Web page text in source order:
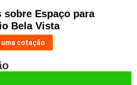
sobre Espaço para
Bela Vista
cotação